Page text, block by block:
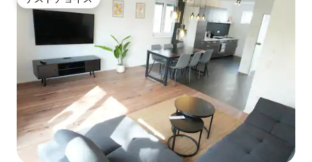
ゲストチョイス